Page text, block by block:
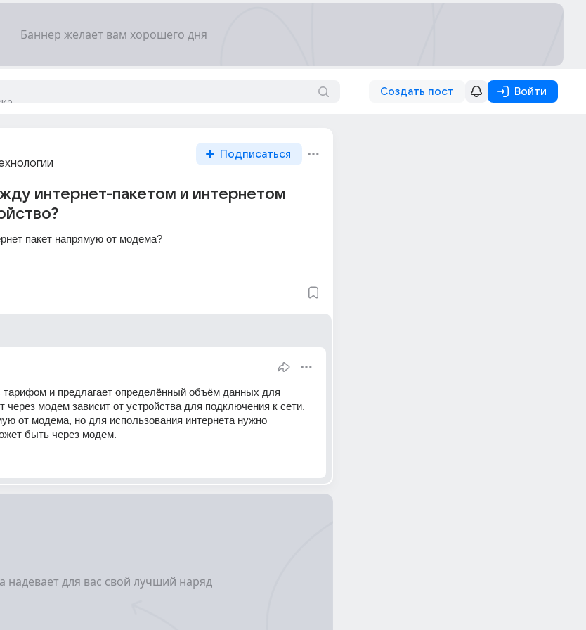
Создать пост Войти
Подписаться
интернет-пакетом и интернетом
пакет напрямую от модема?
тарифом и предлагает определённый объём данных для
через модем зависит от устройства для подключения к сети.
от модема, но для использования интернета нужно
быть через модем.